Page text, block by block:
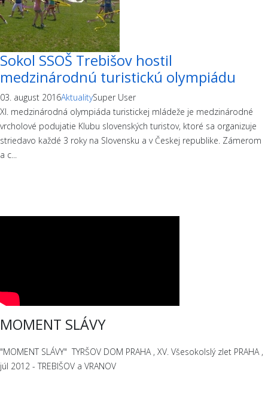
Sokol SSOŠ Trebišov hostil
medzinárodnú turistickú olympiádu
03. august 2016AktualitySuper User
XI. medzinárodná olympiáda turistickej mládeže je medzinárodné
vrcholové podujatie Klubu slovenských turistov, ktoré sa organizuje
striedavo každé 3 roky na Slovensku a v Českej republike. Zámerom
a c...
MOMENT SLÁVY
"MOMENT SLÁVY" TYRŠOV DOM PRAHA , XV. Všesokolslý zlet PRAHA ,
júl 2012 - TREBIŠOV a VRANOV